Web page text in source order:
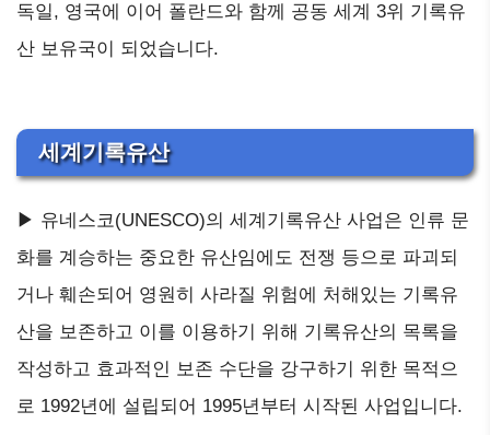
독일, 영국에 이어 폴란드와 함께 공동 세계 3위 기록유
산 보유국이 되었습니다.
세계기록유산
▶ 유네스코(UNESCO)의 세계기록유산 사업은 인류 문
화를 계승하는 중요한 유산임에도 전쟁 등으로 파괴되
거나 훼손되어 영원히 사라질 위험에 처해있는 기록유
산을 보존하고 이를 이용하기 위해 기록유산의 목록을
작성하고 효과적인 보존 수단을 강구하기 위한 목적으
로 1992년에 설립되어 1995년부터 시작된 사업입니다.